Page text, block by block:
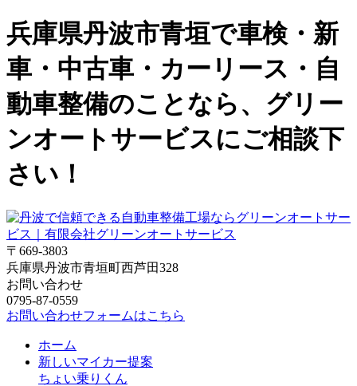
兵庫県丹波市青垣で車検・新
車・中古車・カーリース・自
動車整備のことなら、グリー
ンオートサービスにご相談下
さい！
〒669-3803
兵庫県丹波市青垣町西芦田328
お問い合わせ
0795-87-0559
お問い合わせフォームはこちら
ホーム
新しいマイカー提案
ちょい乗りくん